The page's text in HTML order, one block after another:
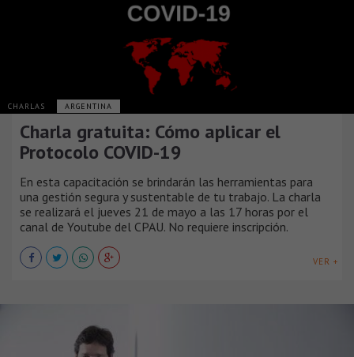
CHARLAS ARGENTINA
Charla gratuita: Cómo aplicar el
Protocolo COVID-19
En esta capacitación se brindarán las herramientas para
una gestión segura y sustentable de tu trabajo. La charla
se realizará el jueves 21 de mayo a las 17 horas por el
canal de Youtube del CPAU. No requiere inscripción.
VER +